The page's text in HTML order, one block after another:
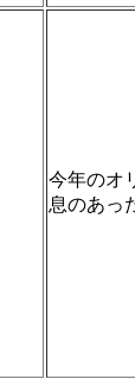
今年のオ
息のあっ